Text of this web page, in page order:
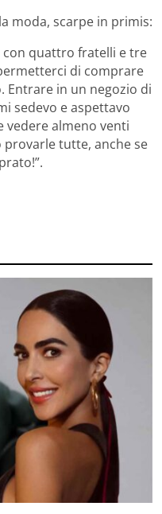
moda, scarpe in primis:
con quattro fratelli e tre
di comprare
Entrare in un negozio di
sedevo e aspettavo
vedere almeno venti
provarle tutte, anche se